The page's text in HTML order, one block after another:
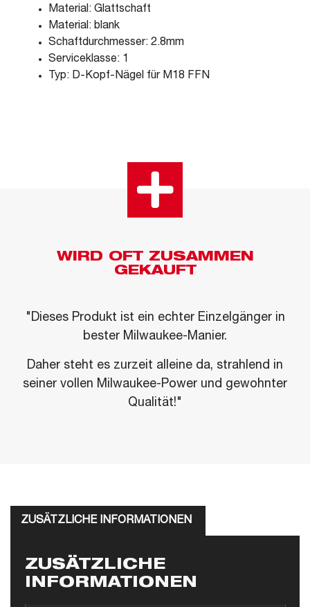
Material: Glattschaft
Material: blank
Schaftdurchmesser: 2.8mm
Serviceklasse: 1
Typ: D-Kopf-Nägel für M18 FFN
WIRD OFT ZUSAMMEN
GEKAUFT
"Dieses Produkt ist ein echter Einzelgänger in
bester Milwaukee-Manier.
Daher steht es zurzeit alleine da, strahlend in
seiner vollen Milwaukee-Power und gewohnter
Qualität!"
ZUSÄTZLICHE INFORMATIONEN
ZUSÄTZLICHE
INFORMATIONEN